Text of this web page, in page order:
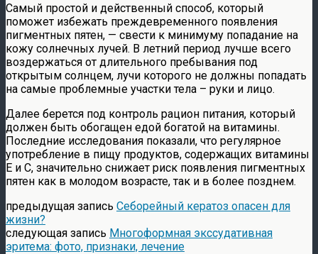
Самый простой и действенный способ, который
поможет избежать преждевременного появления
пигментных пятен, — свести к минимуму попадание на
кожу солнечных лучей. В летний период лучше всего
воздержаться от длительного пребывания под
открытым солнцем, лучи которого не должны попадать
на самые проблемные участки тела – руки и лицо.
Далее берется под контроль рацион питания, который
должен быть обогащен едой богатой на витамины.
Последние исследования показали, что регулярное
употребление в пищу продуктов, содержащих витамины
Е и С, значительно снижает риск появления пигментных
пятен как в молодом возрасте, так и в более позднем.
предыдущая запись Себорейный кератоз опасен для
жизни?
следующая запись Многоформная экссудативная
эритема: фото, признаки, лечение